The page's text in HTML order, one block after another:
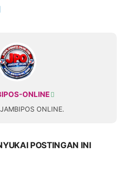
ONLINE
ONLINE.
POSTINGAN INI